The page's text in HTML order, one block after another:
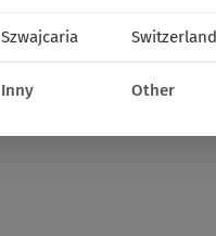
Szwajcaria Switzerland
Inny Other